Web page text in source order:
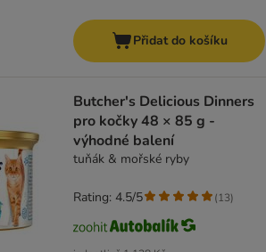
Přidat do košíku
Butcher's Delicious Dinners
pro kočky 48 × 85 g -
výhodné balení
tuňák & mořské ryby
Rating: 4.5/5 (13)